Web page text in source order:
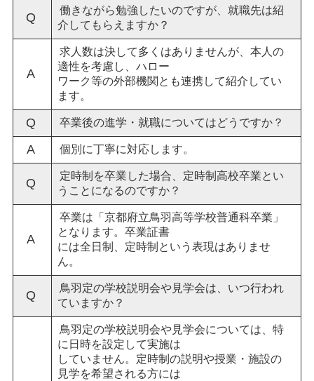
Q
働きながら勉強したいのですが、就職先は紹
介してもらえますか？
A
求人数は決して多くはありませんが、本人の
適性を考慮し、ハロー
ワーク等の外部機関とも連携して紹介してい
ます。
Q 卒業後の進学・就職についてはどうですか？
A 個別に丁寧に対応します。
Q
定時制を卒業した場合、定時制高校卒業とい
うことになるのですか？
A
卒業は「京都府立鳥羽高等学校普通科卒業」
となります。卒業証書
には全日制、定時制という表現はありませ
ん。
Q
鳥羽定の学校説明会や見学会は、いつ行われ
ていますか？
鳥羽定の学校説明会や見学会については、特
に日時を設定して実施は
していません。定時制の説明や授業・施設の
見学を希望される方には